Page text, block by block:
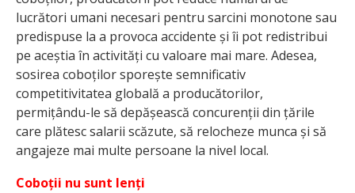
lucrători umani necesari pentru sarcini monotone sau
predispuse la a provoca accidente și îi pot redistribui
pe aceștia în activități cu valoare mai mare. Adesea,
sosirea coboților sporește semnificativ
competitivitatea globală a producătorilor,
permițându-le să depășească concurenții din țările
care plătesc salarii scăzute, să relocheze munca și să
angajeze mai multe persoane la nivel local.
Coboții nu sunt lenți